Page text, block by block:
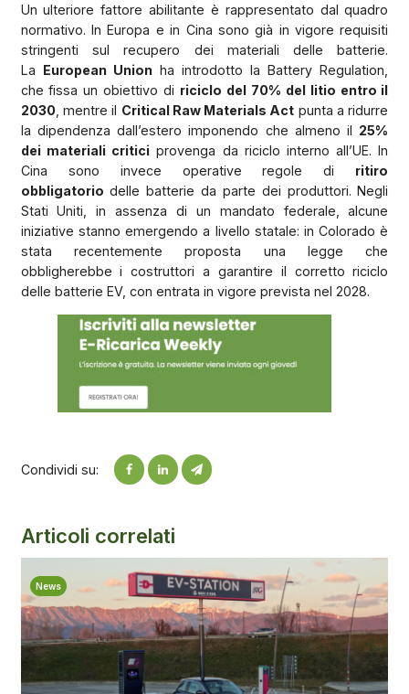
Un ulteriore fattore abilitante è rappresentato dal quadro
normativo. In Europa e in Cina sono già in vigore requisiti
stringenti sul recupero dei materiali delle batterie.
La European Unionha introdotto la Battery Regulation,
che fissa un obiettivo di riciclo del 70% del litio entro il
2030, mentre il Critical Raw Materials Act punta a ridurre
la dipendenza dall’estero imponendo che almeno il 25%
dei materiali critici provenga da riciclo interno all’UE. In
Cina sono invece operative regole di ritiro
obbligatorio delle batterie da parte dei produttori. Negli
Stati Uniti, in assenza di un mandato federale, alcune
iniziative stanno emergendo a livello statale: in Colorado è
stata recentemente proposta una legge che
obbligherebbe i costruttori a garantire il corretto riciclo
delle batterie EV, con entrata in vigore prevista nel 2028.
Condividi su:
Articoli correlati
News